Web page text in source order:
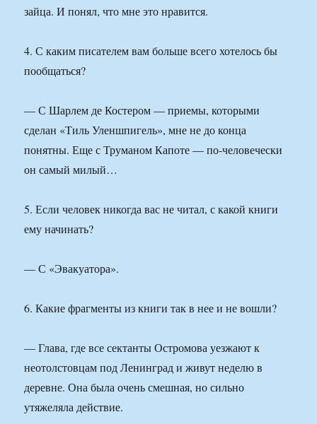
зайца. И понял, что мне это нравится.
4. С каким писателем вам больше всего хотелось бы
пообщаться?
— С Шарлем де Костером — приемы, которыми
сделан «Тиль Уленшпигель», мне не до конца
понятны. Еще с Труманом Капоте — по-человечески
он самый милый…
5. Если человек никогда вас не читал, с какой книги
ему начинать?
— С «Эвакуатора».
6. Какие фрагменты из книги так в нее и не вошли?
— Глава, где все сектанты Остромова уезжают к
неотолстовцам под Ленинград и живут неделю в
деревне. Она была очень смешная, но сильно
утяжеляла действие.